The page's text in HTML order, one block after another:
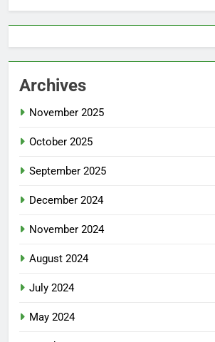
Archives
November 2025
October 2025
September 2025
December 2024
November 2024
August 2024
July 2024
May 2024